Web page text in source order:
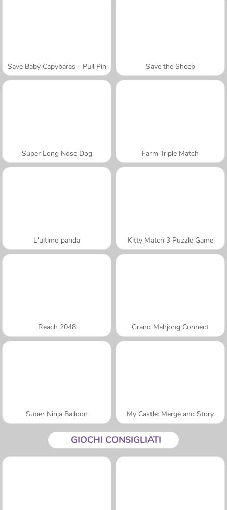
Save Baby Capybaras - Pull Pin Save the Sheep
Super Long Nose Dog Farm Triple Match
L'ultimo panda Kitty Match 3 Puzzle Game
Reach 2048 Grand Mahjong Connect
Super Ninja Balloon My Castle: Merge and Story
GIOCHI CONSIGLIATI